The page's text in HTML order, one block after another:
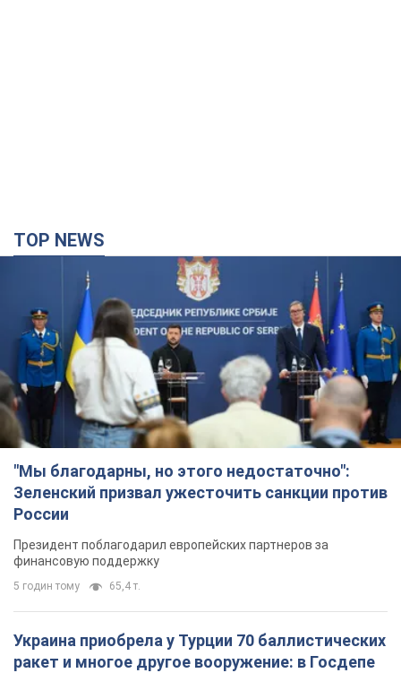
TOP NEWS
"Мы благодарны, но этого недостаточно":
Зеленский призвал ужесточить санкции против
России
Президент поблагодарил европейских партнеров за
финансовую поддержку
5 годин тому 65,4 т.
Украина приобрела у Турции 70 баллистических
ракет и многое другое вооружение: в Госдепе